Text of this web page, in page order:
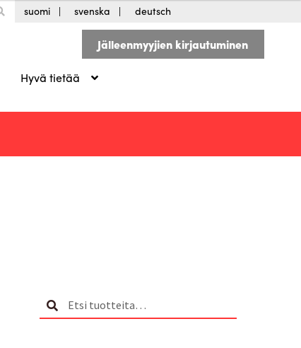
suomi svenska deutsch
Hyvä tietää
Jälleenmyyjien kirjautuminen
Etsi:
Haku